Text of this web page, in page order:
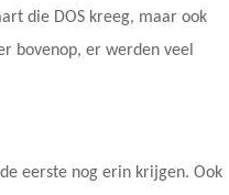
die DOS kreeg, maar ook
bovenop, er werden veel
eerste nog erin krijgen. Ook